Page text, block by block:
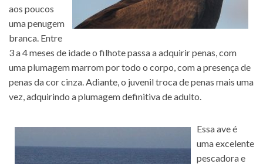
aos poucos
uma penugem
branca. Entre
3 a 4 meses de idade o filhote passa a adquirir penas, com
uma plumagem marrom por todo o corpo, com a presença de
penas da cor cinza. Adiante, o juvenil troca de penas mais uma
vez, adquirindo a plumagem definitiva de adulto.
Essa ave é
uma excelente
pescadora e